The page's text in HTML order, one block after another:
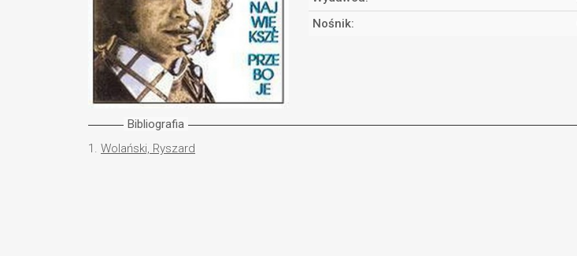
Nośnik:
Bibliografia
1. Wolański, Ryszard